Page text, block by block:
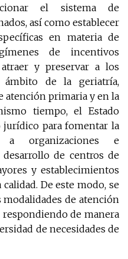
el sistema de
así como establecer
en materia de
de incentivos
y preservar a los
de la geriatría,
atención primaria y en la
tiempo, el Estado
jurídico para fomentar la
a organizaciones e
de centros de
y establecimientos
De este modo, se
de atención
de manera
de necesidades de